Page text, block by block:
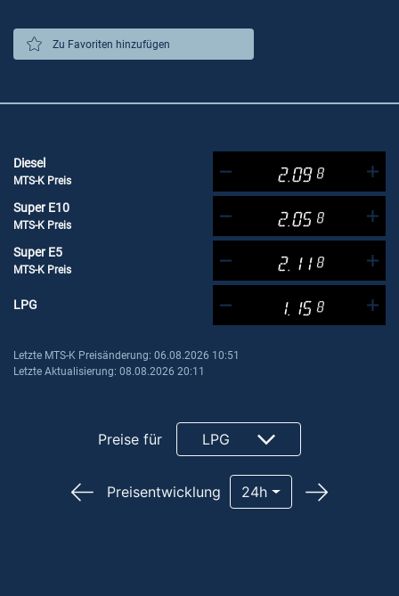
Zu Favoriten hinzufügen
Diesel
MTS-K Preis 2.09 8
Super E10
MTS-K Preis 2.05 8
Super E5
MTS-K Preis 2.11 8
LPG 1.15 8
Letzte MTS-K Preisänderung: 06.08.2026 10:51
Letzte Aktualisierung: 08.08.2026 20:11
Preise für LPG
Preisentwicklung 24h